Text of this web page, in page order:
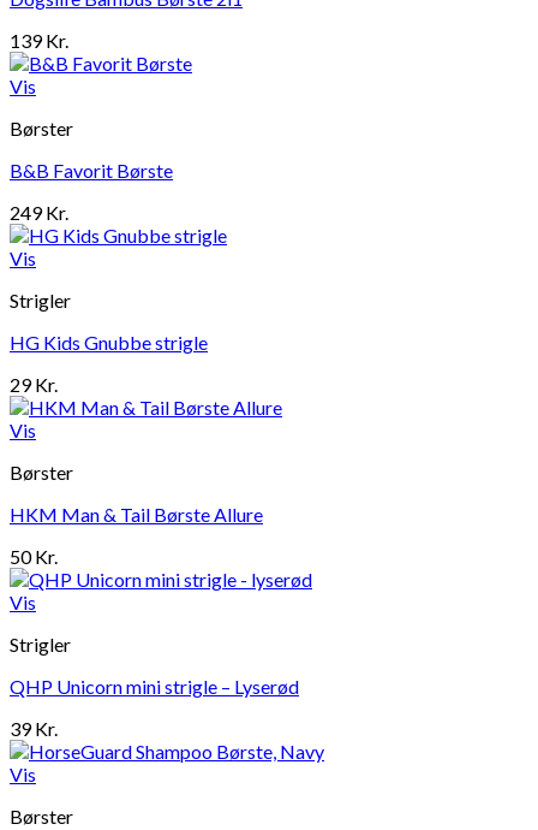
139Kr.
Vis
Børster
B&B Favorit Børste
249Kr.
Vis
Strigler
HG Kids Gnubbe strigle
29Kr.
Vis
Børster
HKM Man & Tail Børste Allure
50Kr.
Vis
Strigler
QHP Unicorn mini strigle – Lyserød
39Kr.
Vis
Børster